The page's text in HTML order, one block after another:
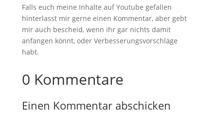
Falls euch meine Inhalte auf Youtube gefallen
hinterlasst mir gerne einen Kommentar, aber gebt
mir auch bescheid, wenn ihr gar nichts damit
anfangen könnt, oder Verbesserungsvorschläge
habt.
0 Kommentare
Einen Kommentar abschicken